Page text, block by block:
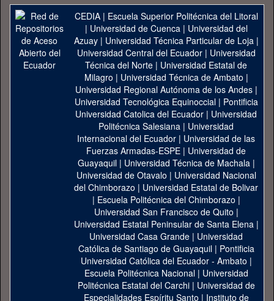
CEDIA| Escuela Superior Politécnica del Litoral
| Universidad de Cuenca| Universidad del
Azuay| Universidad Técnica Particular de Loja|
Universidad Central del Ecuador| Universidad
Técnica del Norte | Universidad Estatal de
Milagro | Universidad Técnica de Ambato |
Universidad Regional Autónoma de los Andes|
Universidad Tecnológica Equinoccial| Pontificia
Universidad Catolica del Ecuador | Universidad
Politécnica Salesiana | Universidad
Internacional del Ecuador | Universidad de las
Fuerzas Armadas-ESPE | Universidad de
Guayaquil| Universidad Técnica de Machala|
Universidad de Otavalo | Universidad Nacional
del Chimborazo | Universidad Estatal de Bolivar
| Escuela Politécnica del Chimborazo |
Universidad San Francisco de Quito |
Universidad Estatal Peninsular de Santa Elena|
Universidad Casa Grande | Universidad
Católica de Santiago de Guayaquil| Pontificia
Universidad Católica del Ecuador - Ambato |
Escuela Politécnica Nacional| Universidad
Politécnica Estatal del Carchi| Universidad de
Especialidades Espíritu Santo | Instituto de